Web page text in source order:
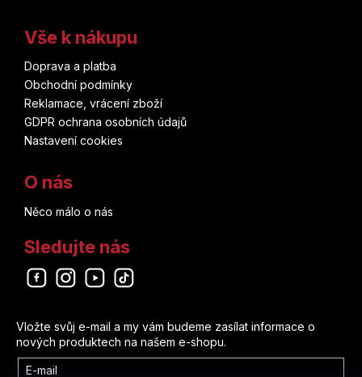
Vše k nákupu
Doprava a platba
Obchodní podmínky
Reklamace, vrácení zboží
GDPR ochrana osobních údajů
Nastavení cookies
O nás
Něco málo o nás
Sledujte nás
Odebírat newsletter
Vložte svůj e-mail a my vám budeme zasílat informace o
nových produktech na našem e-shopu.
E-mail